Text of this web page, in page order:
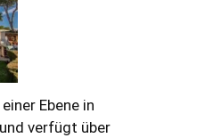
Ebene in
verfügt über